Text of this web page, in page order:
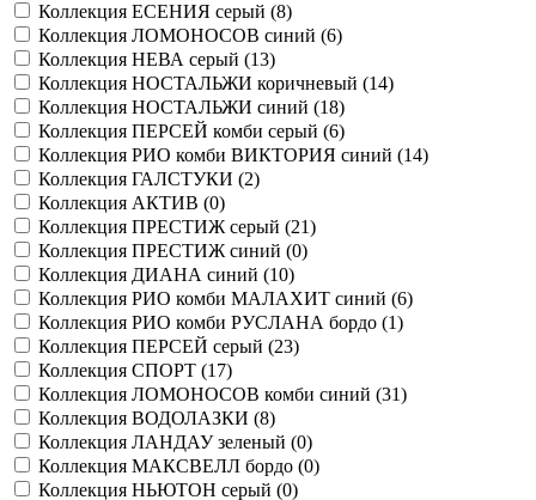
Коллекция ЕСЕНИЯ серый (8)
Коллекция ЛОМОНОСОВ синий (6)
Коллекция НЕВА серый (13)
Коллекция НОСТАЛЬЖИ коричневый (14)
Коллекция НОСТАЛЬЖИ синий (18)
Коллекция ПЕРСЕЙ комби серый (6)
Коллекция РИО комби ВИКТОРИЯ синий (14)
Коллекция ГАЛСТУКИ (2)
Коллекция АКТИВ (0)
Коллекция ПРЕСТИЖ серый (21)
Коллекция ПРЕСТИЖ синий (0)
Коллекция ДИАНА синий (10)
Коллекция РИО комби МАЛАХИТ синий (6)
Коллекция РИО комби РУСЛАНА бордо (1)
Коллекция ПЕРСЕЙ серый (23)
Коллекция СПОРТ (17)
Коллекция ЛОМОНОСОВ комби синий (31)
Коллекция ВОДОЛАЗКИ (8)
Коллекция ЛАНДАУ зеленый (0)
Коллекция МАКСВЕЛЛ бордо (0)
Коллекция НЬЮТОН серый (0)